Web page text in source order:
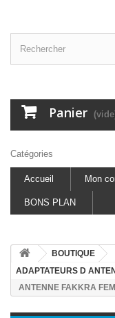
Panier
Catégories
Accueil Mon
BONS PLAN
BOUTIQUE
ADAPTATEURS D
ANTENNE FAKKRA